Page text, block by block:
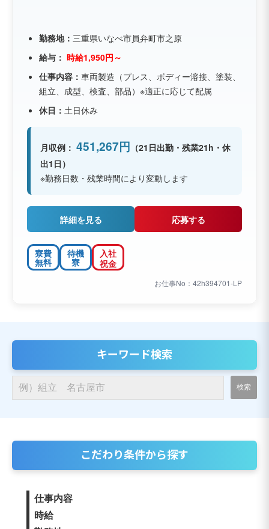
勤務地： 三重県いなべ市員弁町市之原
給与： 時給1,950円～
仕事内容： 車両製造（プレス、ボディー溶接、塗装、
組立、成型、検査、部品）※適正に応じて配属
休日： 土日休み
月収例： 451,267円 （21日出勤・残業21h・休
出1日）
※勤務日数・残業時間により変動します
詳細を見る 応募する
寮費
無料
待機
寮
入社
祝金
お仕事No：42h394701-LP
キーワード検索
こだわり条件から探す
仕事内容
時給